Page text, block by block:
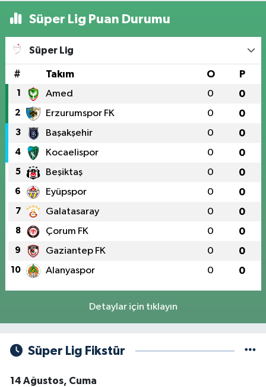
Süper Lig Puan Durumu
Süper Lig
# Takım O P
1 Amed 0 0
2 Erzurumspor FK 0 0
3 Başakşehir 0 0
4 Kocaelispor 0 0
5 Beşiktaş 0 0
6 Eyüpspor 0 0
7 Galatasaray 0 0
8 Çorum FK 0 0
9 Gaziantep FK 0 0
10 Alanyaspor 0 0
Detaylar için tıklayın
Süper Lig Fikstür
14 Ağustos, Cuma